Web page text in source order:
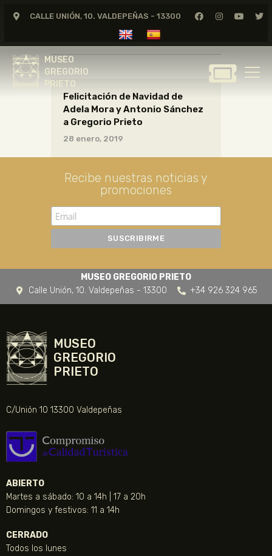
CALLE UNIÓN, 10. VALDEPEÑAS - 13300
MUSEO
GREGORIO
PRIETO
MUSEO
GREGORIO
GREGORIO PRIETO
MUSEO
ARCHIVO
CERTAMEN DE DIBUJO
FUNDACIÓN
NOTICIAS
Felicitación de Navidad de
Adela Mora y Antonio Sánchez
a Gregorio Prieto
28 enero, 2019
Recibe nuestras noticias y
promociones
MUSEO GREGORIO PRIETO
Calle Unión, 10. Valdepeñas - 13300
+34 926 324 965
MUSEO
GREGORIO
PRIETO
C/Unión 10 13300 Valdepeñas
ABIERTO
Martes a sábado: 10 a 14h | 17 a 20h
Domingos y festivos: 11 a 14h
CERRADO
Todos los lunes